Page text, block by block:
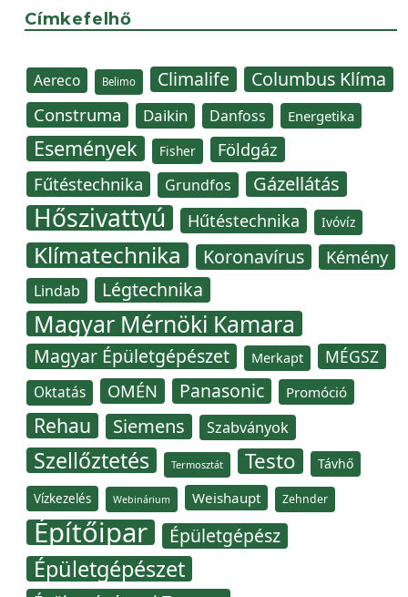
Címkefelhő
Aereco Belimo Climalife Columbus Klíma
Construma Daikin Danfoss Energetika
Események Fisher Földgáz
Fűtéstechnika Grundfos Gázellátás
Hőszivattyú Hűtéstechnika Ivóvíz
Klímatechnika Koronavírus Kémény
Lindab Légtechnika
Magyar Mérnöki Kamara
Magyar Épületgépészet Merkapt MÉGSZ
Oktatás OMÉN Panasonic Promóció
Rehau Siemens Szabványok
Szellőztetés Termosztát Testo Távhő
Vízkezelés Webinárium Weishaupt Zehnder
Építőipar Épületgépész
Épületgépészet